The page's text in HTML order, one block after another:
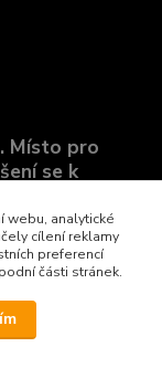
Místo pro
se k
webu, analytické
cílení reklamy
preferencí
části stránek.